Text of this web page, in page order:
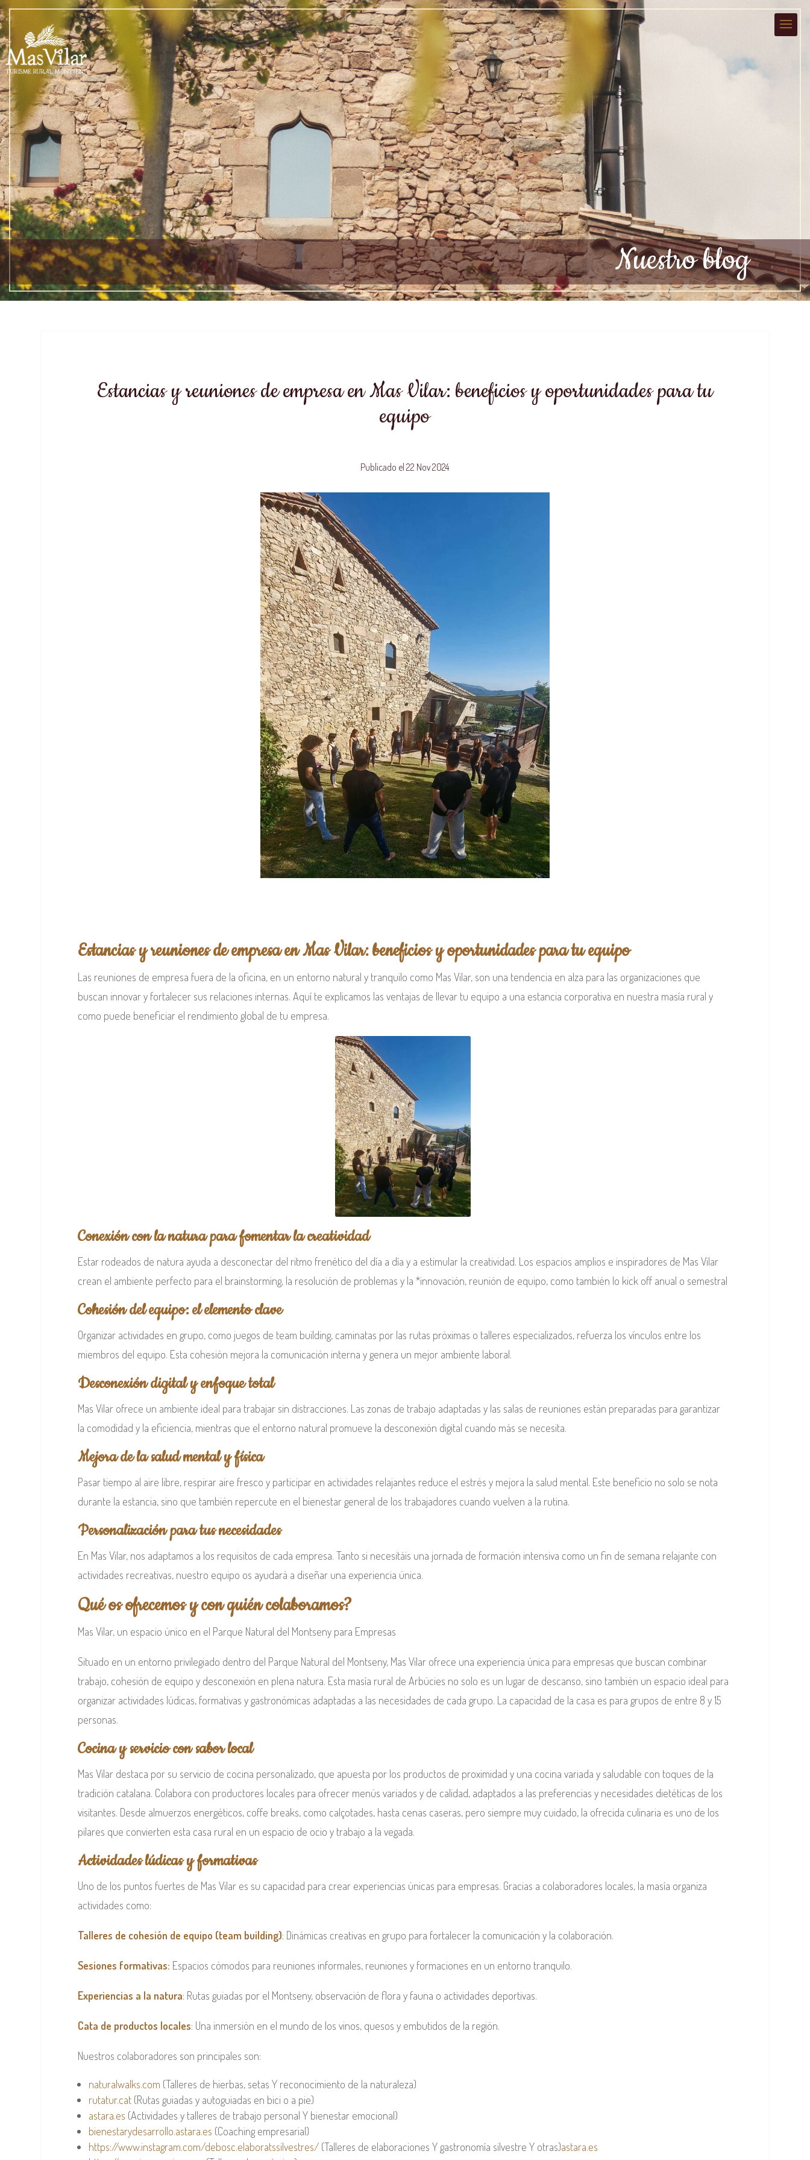
Nuestro blog
Estancias y reuniones de empresa en Mas Vilar: beneficios y oportunidades para tu
equipo
Publicado el 22 Nov 2024
Estancias y reuniones de empresa en Mas Vilar: beneficios y oportunidades para tu equipo
Las reuniones de empresa fuera de la oficina, en un entorno natural y tranquilo como Mas Vilar, son una tendencia en alza para las organizaciones que
buscan innovar y fortalecer sus relaciones internas. Aquí te explicamos las ventajas de llevar tu equipo a una estancia corporativa en nuestra masía rural y
como puede beneficiar el rendimiento global de tu empresa.
Conexión con la natura para fomentar la creatividad
Estar rodeados de natura ayuda a desconectar del ritmo frenético del día a día y a estimular la creatividad. Los espacios amplios e inspiradores de Mas Vilar
crean el ambiente perfecto para el brainstorming, la resolución de problemas y la *innovación, reunión de equipo, como también lo kick off anual o semestral
Cohesión del equipo: el elemento clave
Organizar actividades en grupo, como juegos de team building, caminatas por las rutas próximas o talleres especializados, refuerza los vínculos entre los
miembros del equipo. Esta cohesión mejora la comunicación interna y genera un mejor ambiente laboral.
Desconexión digital y enfoque total
Mas Vilar ofrece un ambiente ideal para trabajar sin distracciones. Las zonas de trabajo adaptadas y las salas de reuniones están preparadas para garantizar
la comodidad y la eficiencia, mientras que el entorno natural promueve la desconexión digital cuando más se necesita.
Mejora de la salud mental y física
Pasar tiempo al aire libre, respirar aire fresco y participar en actividades relajantes reduce el estrés y mejora la salud mental. Este beneficio no solo se nota
durante la estancia, sino que también repercute en el bienestar general de los trabajadores cuando vuelven a la rutina.
Personalización para tus necesidades
En Mas Vilar, nos adaptamos a los requisitos de cada empresa. Tanto si necesitáis una jornada de formación intensiva como un fin de semana relajante con
actividades recreativas, nuestro equipo os ayudará a diseñar una experiencia única.
Qué os ofrecemos y con quién colaboramos?
Mas Vilar, un espacio único en el Parque Natural del Montseny para Empresas
Situado en un entorno privilegiado dentro del Parque Natural del Montseny, Mas Vilar ofrece una experiencia única para empresas que buscan combinar
trabajo, cohesión de equipo y desconexión en plena natura. Esta masía rural de Arbúcies no solo es un lugar de descanso, sino también un espacio ideal para
organizar actividades lúdicas, formativas y gastronómicas adaptadas a las necesidades de cada grupo. La capacidad de la casa es para grupos de entre 8 y 15
personas.
Cocina y servicio con sabor local
Mas Vilar destaca por su servicio de cocina personalizado, que apuesta por los productos de proximidad y una cocina variada y saludable con toques de la
tradición catalana. Colabora con productores locales para ofrecer menús variados y de calidad, adaptados a las preferencias y necesidades dietéticas de los
visitantes. Desde almuerzos energéticos, coffe breaks, como calçotades, hasta cenas caseras, pero siempre muy cuidado, la ofrecida culinaria es uno de los
pilares que convierten esta casa rural en un espacio de ocio y trabajo a la vegada.
Actividades lúdicas y formativas
Uno de los puntos fuertes de Mas Vilar es su capacidad para crear experiencias únicas para empresas. Gracias a colaboradores locales, la masía organiza
actividades como:
Talleres de cohesión de equipo (team building): Dinámicas creativas en grupo para fortalecer la comunicación y la colaboración.
Sesiones formativas: Espacios cómodos para reuniones informales, reuniones y formaciones en un entorno tranquilo.
Experiencias a la natura: Rutas guiadas por el Montseny, observación de flora y fauna o actividades deportivas.
Cata de productos locales: Una inmersión en el mundo de los vinos, quesos y embutidos de la región.
Nuestros colaboradores son principales son:
naturalwalks.com (Talleres de hierbas, setas Y reconocimiento de la naturaleza)
rutatur.cat(Rutas guiadas y autoguiadas en bici o a pie)
astara.es (Actividades y talleres de trabajo personal Y bienestar emocional)
bienestarydesarrollo.astara.es (Coaching empresarial)
https://www.instagram.com/debosc.elaboratssilvestres/(Talleres de elaboraciones Y gastronomía silvestre Y otras)astara.es